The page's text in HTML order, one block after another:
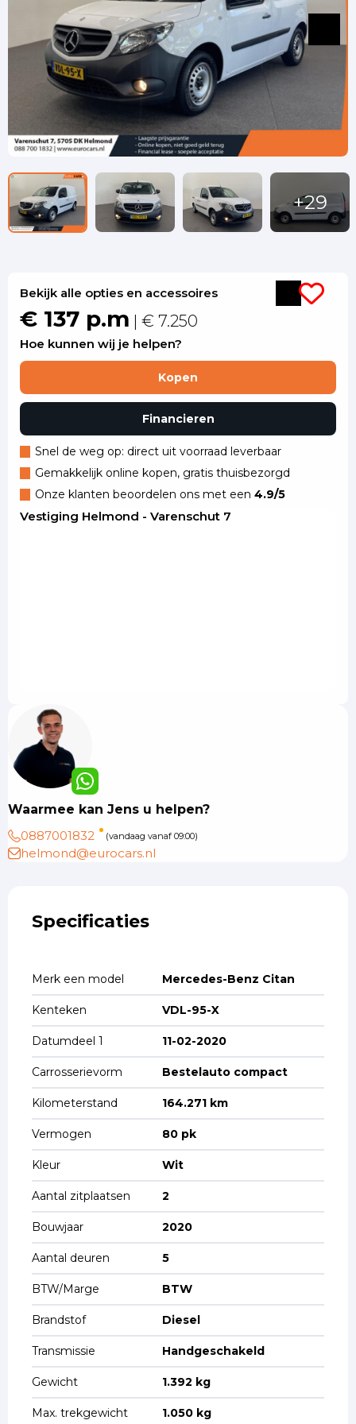
Bekijk alle opties en accessoires
€ 137 p.m | € 7.250
Hoe kunnen wij je helpen?
Kopen
Financieren
Snel de weg op: direct uit voorraad leverbaar
Gemakkelijk online kopen, gratis thuisbezorgd
Onze klanten beoordelen ons met een 4.9/5
Vestiging Helmond - Varenschut 7
Waarmee kan Jens u helpen?
0887001832
(vandaag vanaf 09:00)
helmond@eurocars.nl
Specificaties
Merk een model Mercedes-Benz Citan
Kenteken VDL-95-X
Datumdeel 1 11-02-2020
Carrosserievorm Bestelauto compact
Kilometerstand 164.271 km
Vermogen 80 pk
Kleur Wit
Aantal zitplaatsen 2
Bouwjaar 2020
Aantal deuren 5
BTW/Marge BTW
Brandstof Diesel
Transmissie Handgeschakeld
Gewicht 1.392 kg
Max. trekgewicht 1.050 kg